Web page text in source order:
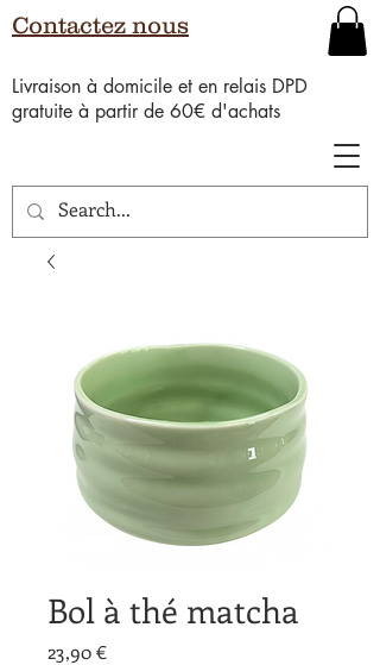
Livraison à domicile et en relais DPD
gratuite à partir de 60€ d'achats
Contactez nous
Bol à thé matcha
23,90 €Prix